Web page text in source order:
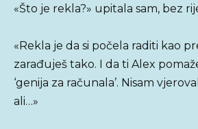
«Što je rekla?» upitala sam, bez
«Rekla je da si počela raditi kao
zarađuješ tako. I da ti Alex
‘genija za računala’. Nisam
ali…»